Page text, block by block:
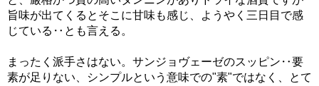
旨味が出てくるとそこに甘味も感じ、ようやく三日目で感
じている‥とも言える。
まったく派手さはない。サンジョヴェーゼのスッピン‥要
素が足りない、シンプルという意味での"素"ではなく、とて